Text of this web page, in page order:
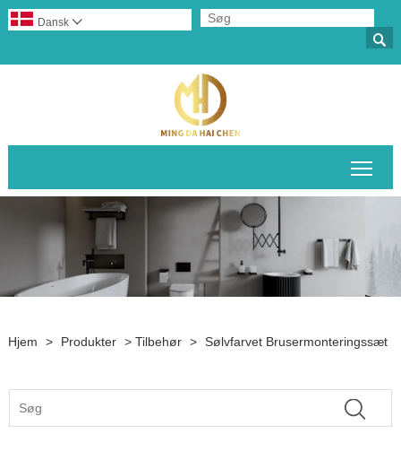

Dansk 
Hjem > Produkter > Tilbehør > Sølvfarvet Brusermonteringssæt